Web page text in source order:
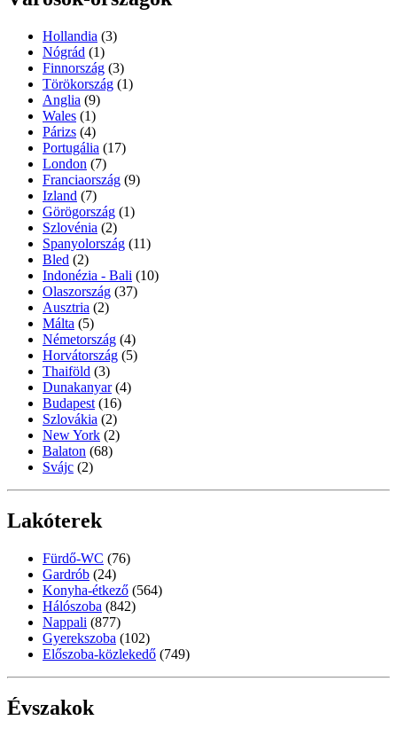
Hollandia (3)
Nógrád (1)
Finnország (3)
Törökország (1)
Anglia (9)
Wales (1)
Párizs (4)
Portugália (17)
London (7)
Franciaország (9)
Izland (7)
Görögország (1)
Szlovénia (2)
Spanyolország (11)
Bled (2)
Indonézia - Bali (10)
Olaszország (37)
Ausztria (2)
Málta (5)
Németország (4)
Horvátország (5)
Thaiföld (3)
Dunakanyar (4)
Budapest (16)
Szlovákia (2)
New York (2)
Balaton (68)
Svájc (2)
Lakóterek
Fürdő-WC (76)
Gardrób (24)
Konyha-étkező (564)
Hálószoba (842)
Nappali (877)
Gyerekszoba (102)
Előszoba-közlekedő (749)
Évszakok